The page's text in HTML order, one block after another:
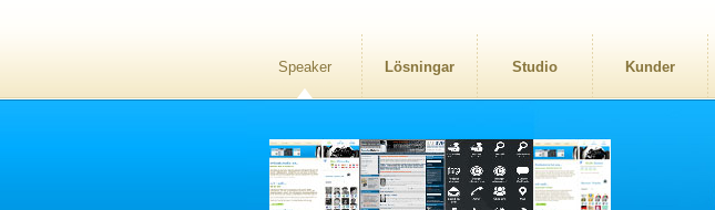
Speaker Lösningar Studio Kunder